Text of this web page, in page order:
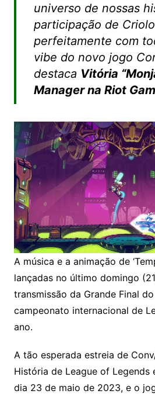
universo de nossas
participação de
perfeitamente com
vibe do novo jogo
destaca Vitória
Manager na Riot
A música e a animação de
lançadas no último domingo
transmissão da Grande Final
campeonato internacional de
ano.
A tão esperada estreia de
História de League of Legends
dia 23 de maio de 2023, e o